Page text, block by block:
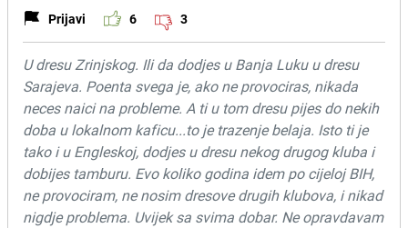
Prijavi 6 3
U dresu Zrinjskog. Ili da dodjes u Banja Luku u dresu
Sarajeva. Poenta svega je, ako ne provociras, nikada
neces naici na probleme. A ti u tom dresu pijes do nekih
doba u lokalnom kaficu...to je trazenje belaja. Isto ti je
tako i u Engleskoj, dodjes u dresu nekog drugog kluba i
dobijes tamburu. Evo koliko godina idem po cijeloj BIH,
ne provociram, ne nosim dresove drugih klubova, i nikad
nigdje problema. Uvijek sa svima dobar. Ne opravdavam